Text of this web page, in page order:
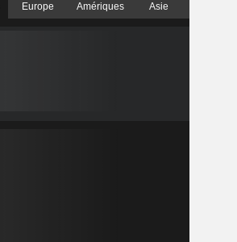
Europe Amériques Asie